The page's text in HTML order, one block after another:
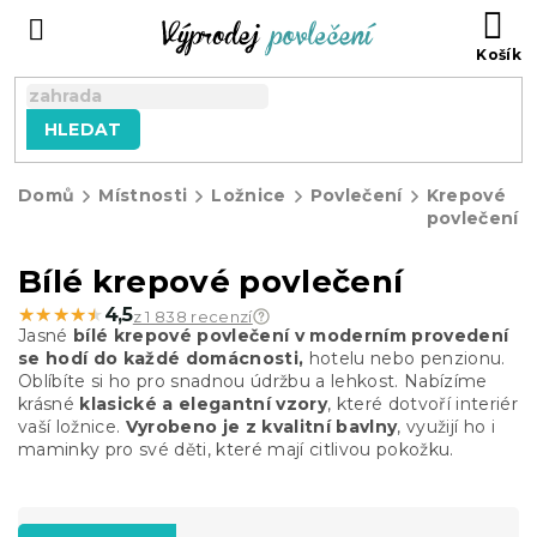
HLEDAT
Domů Místnosti Ložnice Povlečení
Krepové
povlečení
Bílé krepové povlečení
★★★★★
★★★★★ 4,5z 1 838 recenzí
Jasné bílé krepové povlečení v moderním provedení
se hodí do každé domácnosti, hotelu nebo penzionu.
Oblíbíte si ho pro snadnou údržbu a lehkost. Nabízíme
krásné klasické a elegantní vzory, které dotvoří interiér
vaší ložnice. Vyrobeno je z kvalitní bavlny, využijí ho i
maminky pro své děti, které mají citlivou pokožku.
Ř